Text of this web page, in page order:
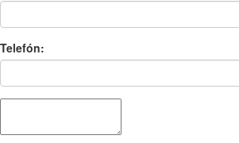
Telefón: